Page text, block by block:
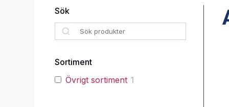
Sök
Search
Sortiment
Övrigt sortiment 1